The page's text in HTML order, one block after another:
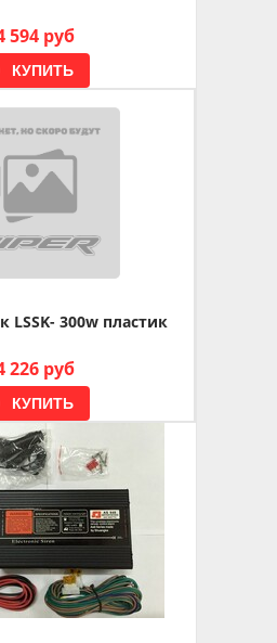
594 руб
300w пластик
226 руб